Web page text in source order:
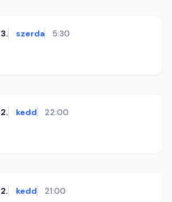
szerda 5:30
kedd 22:00
kedd 21:00